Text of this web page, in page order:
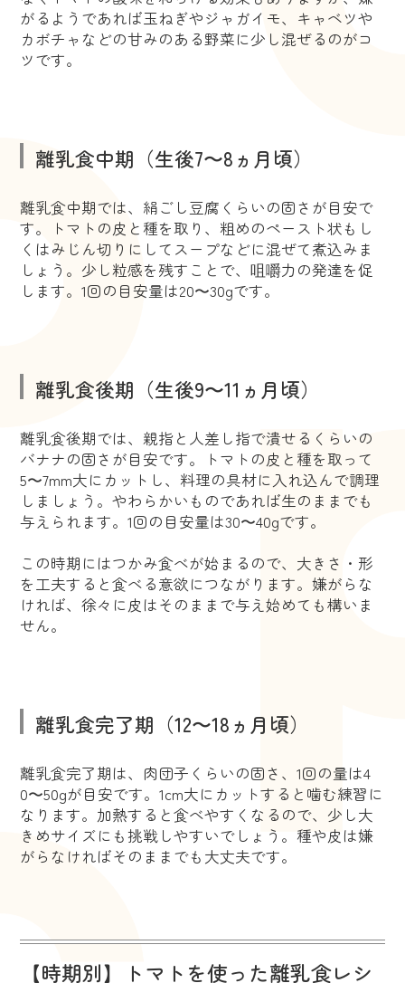
がるようであれば玉ねぎやジャガイモ、キャベツや
カボチャなどの甘みのある野菜に少し混ぜるのがコ
ツです。
離乳食中期（生後7〜8ヵ月頃）
離乳食中期では、絹ごし豆腐くらいの固さが目安で
す。トマトの皮と種を取り、粗めのペースト状もし
くはみじん切りにしてスープなどに混ぜて煮込みま
しょう。少し粒感を残すことで、咀嚼力の発達を促
します。1回の目安量は20〜30gです。
離乳食後期（生後9〜11ヵ月頃）
離乳食後期では、親指と人差し指で潰せるくらいの
バナナの固さが目安です。トマトの皮と種を取って
5〜7mm大にカットし、料理の具材に入れ込んで調理
しましょう。やわらかいものであれば生のままでも
与えられます。1回の目安量は30〜40gです。
この時期にはつかみ食べが始まるので、大きさ・形
を工夫すると食べる意欲につながります。嫌がらな
ければ、徐々に皮はそのままで与え始めても構いま
せん。
離乳食完了期（12〜18ヵ月頃）
離乳食完了期は、肉団子くらいの固さ、1回の量は4
0〜50gが目安です。1cm大にカットすると噛む練習に
なります。加熱すると食べやすくなるので、少し大
きめサイズにも挑戦しやすいでしょう。種や皮は嫌
がらなければそのままでも大丈夫です。
【時期別】トマトを使った離乳食レシ